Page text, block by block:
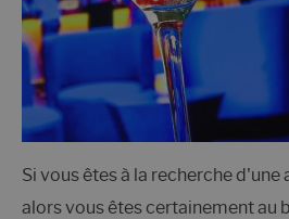
Si vous êtes à la recherche
alors vous êtes certainement au